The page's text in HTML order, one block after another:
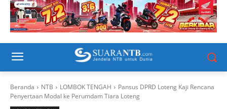
Beranda NTB LOMBOK TENGAH
Pansus DPRD Loteng Kaji Rencana
Penyertaan Modal ke Perumdam Tiara Loteng